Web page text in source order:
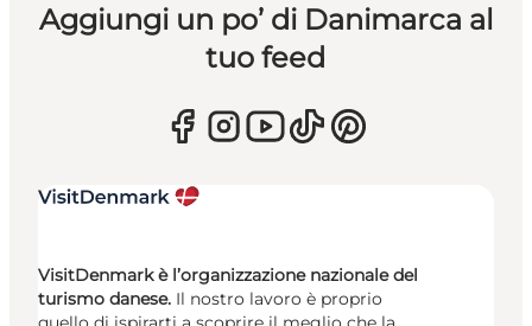
Aggiungi un po’ di Danimarca al
tuo feed
VisitDenmark è l’organizzazione nazionale del
turismo danese. Il nostro lavoro è proprio